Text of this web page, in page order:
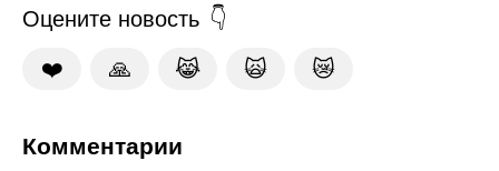
Оцените новость
❤️ 🙏 😹 🙀 😿
Комментарии